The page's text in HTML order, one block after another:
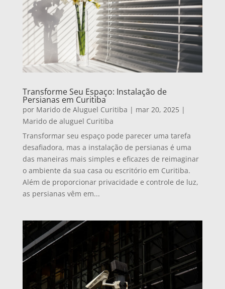
Transforme Seu Espaço: Instalação de
Persianas em Curitiba
por Marido de Aluguel Curitiba | mar 20, 2025 |
Marido de aluguel Curitiba
Transformar seu espaço pode parecer uma tarefa
desafiadora, mas a instalação de persianas é uma
das maneiras mais simples e eficazes de reimaginar
o ambiente da sua casa ou escritório em Curitiba.
Além de proporcionar privacidade e controle de luz,
as persianas vêm em...